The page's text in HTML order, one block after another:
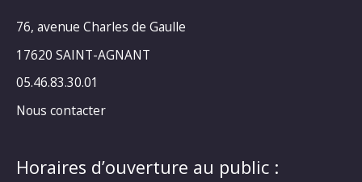
76, avenue Charles de Gaulle
17620 SAINT-AGNANT
05.46.83.30.01
Nous contacter
Horaires d’ouverture au public :